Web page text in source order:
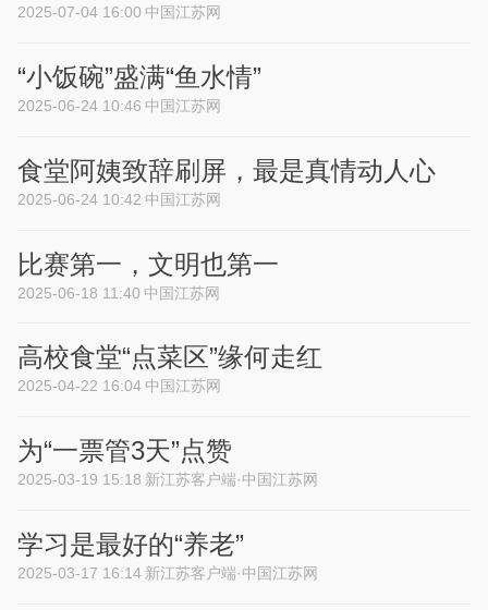
2025-07-04 16:00 中国江苏网
“小饭碗”盛满“鱼水情”
2025-06-24 10:46 中国江苏网
食堂阿姨致辞刷屏，最是真情动人心
2025-06-24 10:42 中国江苏网
比赛第一，文明也第一
2025-06-18 11:40 中国江苏网
高校食堂“点菜区”缘何走红
2025-04-22 16:04 中国江苏网
为“一票管3天”点赞
2025-03-19 15:18 新江苏客户端·中国江苏网
学习是最好的“养老”
2025-03-17 16:14 新江苏客户端·中国江苏网